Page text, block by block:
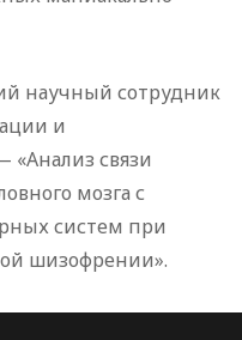
научный сотрудник
и
«Анализ связи
мозга с
систем при
шизофрении».